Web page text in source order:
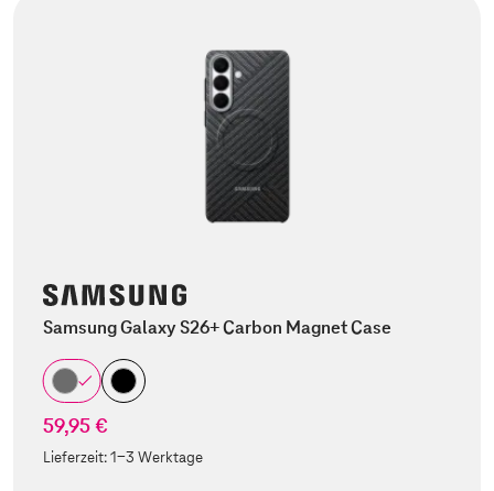
Samsung Galaxy S26+ Carbon Magnet Case
59,95 €
Lieferzeit:1-3 Werktage